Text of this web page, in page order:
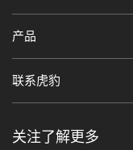
产品
联系虎豹
关注了解更多